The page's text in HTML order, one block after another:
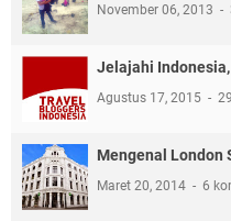
November 06, 2013
Jelajahi
Agustus 17, 2015
Mengenal London
Maret 20, 2014 6